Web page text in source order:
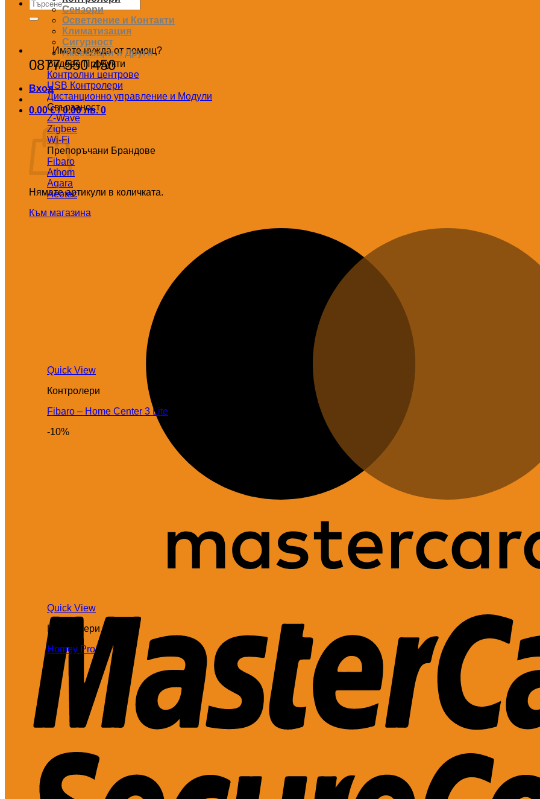
Търсене
за:
Имате нужда от помощ?
0877 550 450
Вход
0.00€/ 0.00 лв.0
Количка
Нямате артикули в количката.
Към магазина
Сензори
Осветление и Контакти
Климатизация
Сигурност
Аксесоари и Други
Видове Продукти
Контролни центрове
USB Контролери
Дистанционно управление и Модули
Свързаност
Z-Wave
Zigbee
Wi-Fi
Препоръчани Брандове
Fibaro
Athom
Aqara
Aeotec
Quick View
Контролери
Fibaro – Home Center 3 Lite
-10%
Quick View
Контролери
Homey Pro